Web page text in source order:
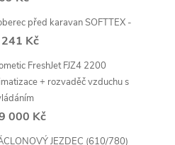
před karavan SOFTTEX -
Kč
FreshJet FJZ4 2200
+ rozvaděč vzduchu s
000 Kč
JEZDEC (610/780)